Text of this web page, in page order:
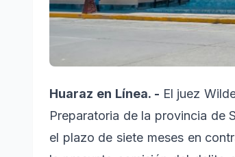
Huaraz en Línea. - El juez
Preparatoria de la provincia de
el plazo de siete meses en